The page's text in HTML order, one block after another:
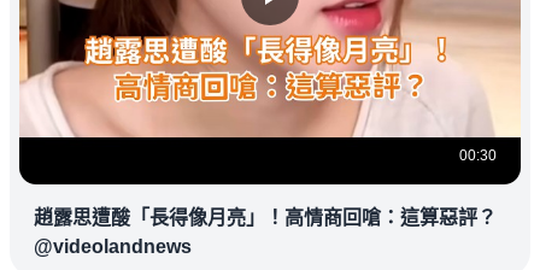
00:30
趙露思遭酸「長得像月亮」！高情商回嗆：這算惡評？
@videolandnews